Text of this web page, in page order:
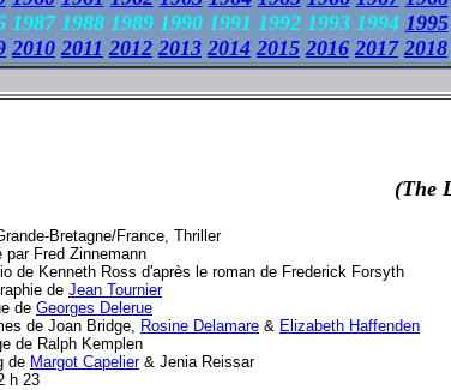
1987 1988 1989 1990 1991 1992 1993 1994 1995
2010 2011 2012 2013 2014 2015 2016 2017 2018
(The
Bretagne/France, Thriller
par Fred Zinnemann
de Kenneth Ross d'après le roman de Frederick Forsyth
de Jean Tournier
de Georges Delerue
de Joan Bridge, Rosine Delamare & Elizabeth Haffenden
de Ralph Kemplen
de Margot Capelier& Jenia Reissar
h 23